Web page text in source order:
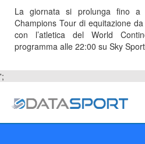
La giornata si prolunga fino
Champions Tour di equitazione
con l’atletica del World
programma alle 22:00 su Sky
';